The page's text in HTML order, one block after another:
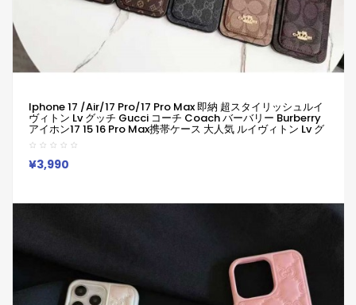
Iphone 17 /air/17 Pro/17 Pro Max 即納 超スタイリッシュルイ
ヴィトン Lv グッチ Gucci コーチ Coach バーバリー Burberry
アイホン17 15 16 Pro Max携帯ケース 大人気 ルイヴィトン Lv グ
ッチ Gucci コーチ Coach バーバリー Burberry IPhone 17 Air
15 16 Plus ケース カジュアル
¥3,990